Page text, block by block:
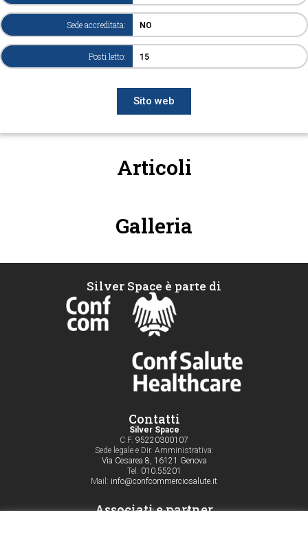
Sede accreditata: NO
Posti letto: 15
Sito web
Articoli
Galleria
Silver Space è parte di
Contatti
Silver Space
C.F. 95220300107
Sede legale e Dir. Amministrativa:
Via Cesarea 8, 16121 Genova
Tel.
010.55201
Mail: info@confcommerciosalute.it
Associati e partner
Servizi agli associati